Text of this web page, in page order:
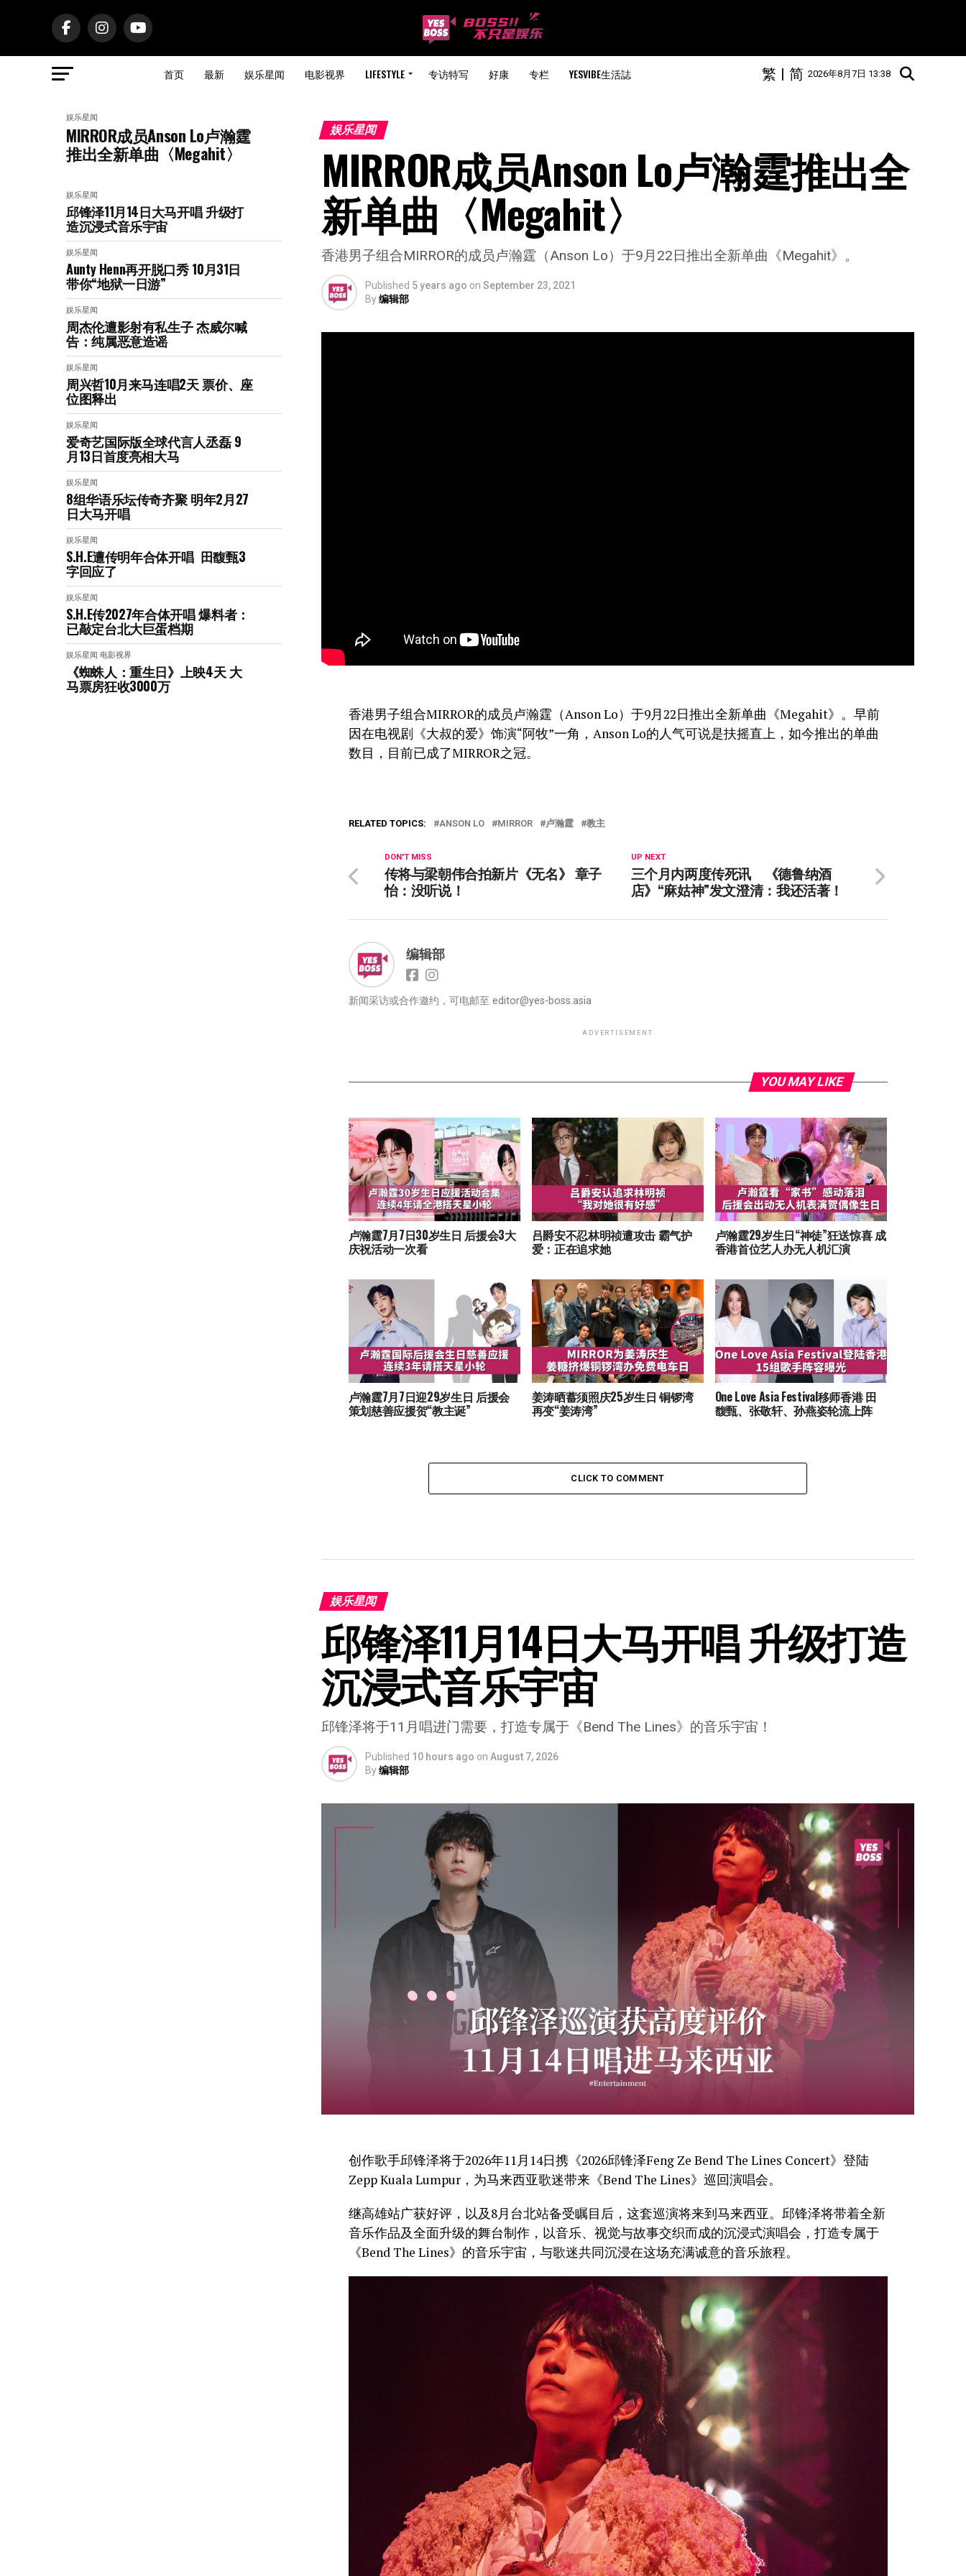
首页 最新 娱乐星闻 电影视界 LIFESTYLE 专访特写 好康 专栏 YESVIBE生活誌 2026年8月7日 13:38
简
|
繁
娱乐星闻
MIRROR成员Anson Lo卢瀚霆
推出全新单曲〈Megahit〉
娱乐星闻
邱锋泽11月14日大马开唱 升级打
造沉浸式音乐宇宙
娱乐星闻
Aunty Henn再开脱口秀 10月31日
带你“地狱一日游”
娱乐星闻
周杰伦遭影射有私生子 杰威尔喊
告：纯属恶意造谣
娱乐星闻
周兴哲10月来马连唱2天 票价、座
位图释出
娱乐星闻
爱奇艺国际版全球代言人丞磊 9
月13日首度亮相大马
娱乐星闻
8组华语乐坛传奇⻬聚 明年2月27
日大马开唱
娱乐星闻
S.H.E遭传明年合体开唱 田馥甄3
字回应了
娱乐星闻
S.H.E传2027年合体开唱 爆料者：
已敲定台北大巨蛋档期
娱乐星闻 电影视界
《蜘蛛人：重生日》上映4天 大
马票房狂收3000万
娱乐星闻
MIRROR成员Anson Lo卢瀚霆推出全
新单曲〈Megahit〉
香港男子组合MIRROR的成员卢瀚霆（Anson Lo）于9月22日推出全新单曲《Megahit》。
Published 5 years ago on September 23, 2021
By编辑部
香港男子组合MIRROR的成员卢瀚霆（Anson Lo）于9月22日推出全新单曲《Megahit》。早前
因在电视剧《大叔的爱》饰演“阿牧”一角，Anson Lo的人气可说是扶摇直上，如今推出的单曲
数目，目前已成了MIRROR之冠。
RELATED TOPICS: ANSON LO MIRROR 卢瀚霆 教主
UP NEXT
三个月内两度传死讯 《德鲁纳酒
店》“麻姑神”发文澄清：我还活著！
DON'T MISS
传将与梁朝伟合拍新片《无名》 章子
怡：没听说！
编辑部
新闻采访或合作邀约，可电邮至 editor@yes-boss.asia
ADVERTISEMENT
YOU MAY LIKE
卢瀚霆7月7日30岁生日 后援会3大
庆祝活动一次看
吕爵安不忍林明祯遭攻击 霸气护
爱：正在追求她
卢瀚霆29岁生日“神徒”狂送惊喜 成
香港首位艺人办无人机汇演
卢瀚霆7月7日迎29岁生日 后援会
策划慈善应援贺“教主诞”
姜涛晒蓄须照庆25岁生日 铜锣湾
再变“姜涛湾”
One Love Asia Festival移师香港 田
馥甄、张敬轩、孙燕姿轮流上阵
CLICK TO COMMENT
娱乐星闻
邱锋泽11月14日大马开唱 升级打造
沉浸式音乐宇宙
邱锋泽将于11月唱进门需要，打造专属于《Bend The Lines》的音乐宇宙！
Published 10 hours ago on August 7, 2026
By编辑部
创作歌手邱锋泽将于2026年11月14日携《2026邱锋泽Feng Ze Bend The Lines Concert》登陆
Zepp Kuala Lumpur，为马来西亚歌迷带来《Bend The Lines》巡回演唱会。
继高雄站广获好评，以及8月台北站备受瞩目后，这套巡演将来到马来西亚。邱锋泽将带着全新
音乐作品及全面升级的舞台制作，以音乐、视觉与故事交织而成的沉浸式演唱会，打造专属于
《Bend The Lines》的音乐宇宙，与歌迷共同沉浸在这场充满诚意的音乐旅程。